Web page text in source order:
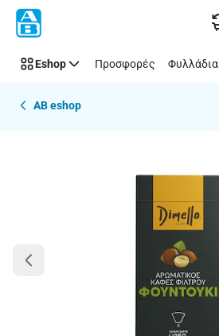
Παράλειψη
Eshop Προσφορές Φυλλάδια
AB eshop